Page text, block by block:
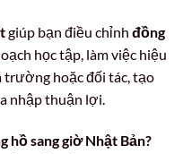
giúp bạn điều chỉnh đồng
học tập, làm việc hiệu
trường hoặc đối tác, tạo
nhập thuận lợi.
hồ sang giờ Nhật Bản?